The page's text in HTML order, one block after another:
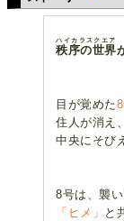
秩序の世界
ハイカラスクエア
目が覚めた
住人が消え
中央にそび
8号は、襲
「ヒメ」 と